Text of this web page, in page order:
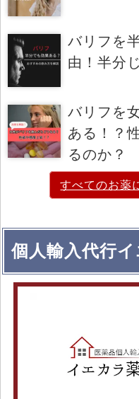
バリフを
由！半分
バリフを
ある！？
るのか？
すべてのお薬
個人輸入代行